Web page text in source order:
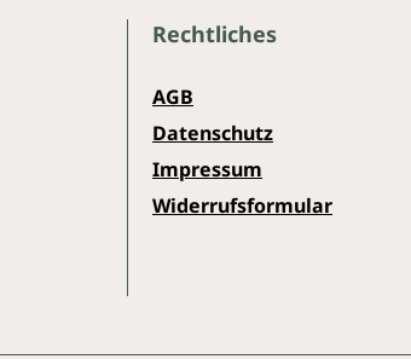
Rechtliches
AGB
Datenschutz
Impressum
Widerrufsformular